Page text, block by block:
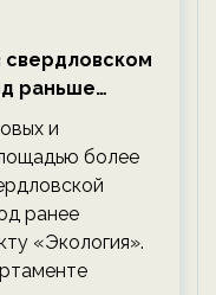
свердловском
раньше
и
более
ранее
«Экология».